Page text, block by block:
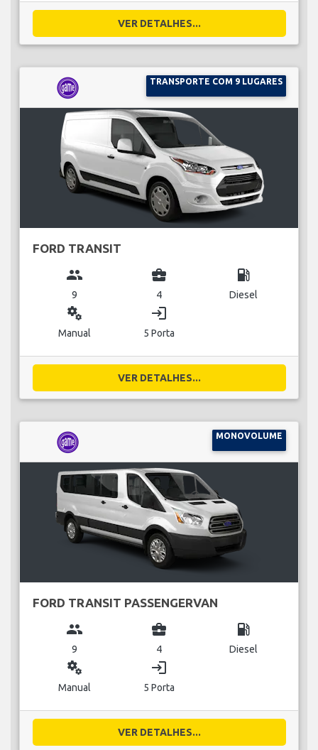
VER DETALHES...
TRANSPORTE COM 9 LUGARES
FORD TRANSIT
group
9
business_center
4
local_gas_station
Diesel
miscellaneous_services
Manual
login
5 Porta
VER DETALHES...
MONOVOLUME
FORD TRANSIT PASSENGERVAN
group
9
business_center
4
local_gas_station
Diesel
miscellaneous_services
Manual
login
5 Porta
VER DETALHES...